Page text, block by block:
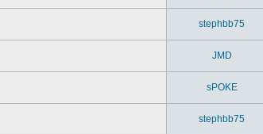
stephbb75
JMD
sPOKE
stephbb75